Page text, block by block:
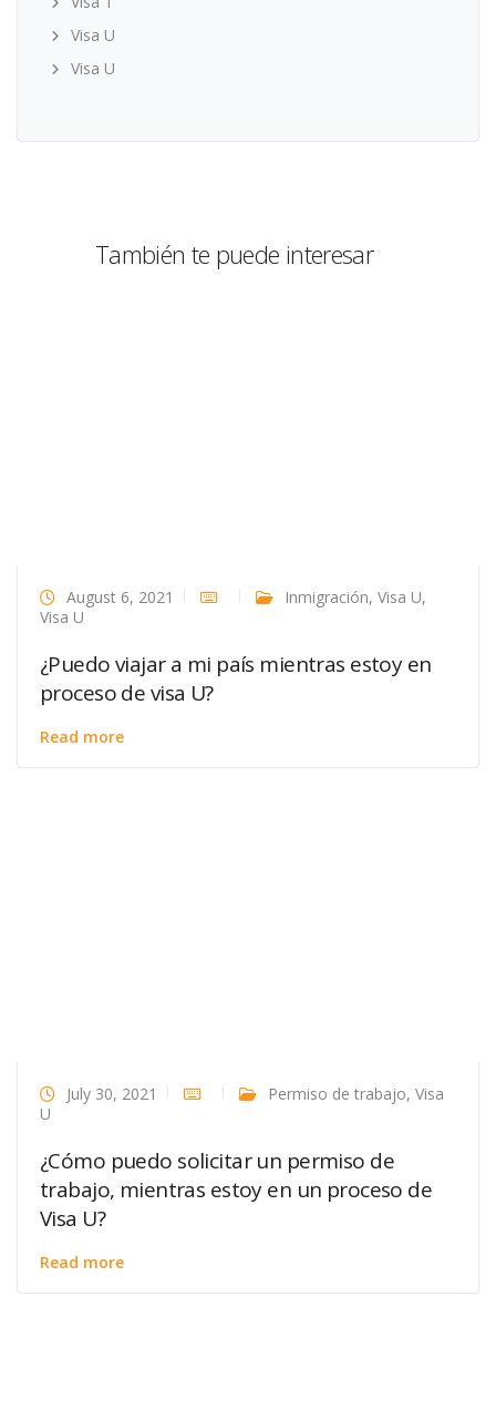
Visa U
Visa U
También te puede interesar
August 6, 2021 Inmigración, Visa U,
Visa U
¿Puedo viajar a mi país mientras estoy en
proceso de visa U?
Read more
July 30, 2021 Permiso de trabajo, Visa
U
¿Cómo puedo solicitar un permiso de
trabajo, mientras estoy en un proceso de
Visa U?
Read more